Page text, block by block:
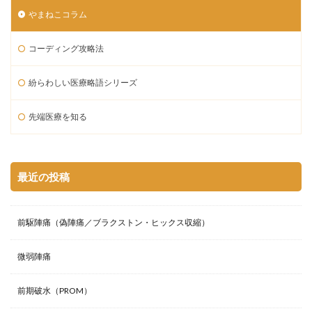
やまねこコラム
コーディング攻略法
紛らわしい医療略語シリーズ
先端医療を知る
最近の投稿
前駆陣痛（偽陣痛／ブラクストン・ヒックス収縮）
微弱陣痛
前期破水（PROM）